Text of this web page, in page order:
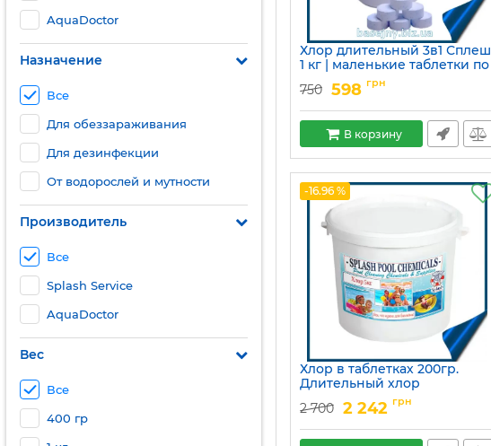
AquaDoctor
Назначение
Все
Для обеззараживания
Для дезинфекции
От водорослей и мутности
Производитель
Все
Splash Service
AquaDoctor
Вес
Все
400 гр
Хлор длительный 3в1 Сплеш
1 кг | маленькие таблетки по
Артикул: 15049679
750 598 грн
В корзину
-16.96 %
Хлор в таблетках 200гр.
Длительный хлор
Артикул: 15049684
2 700 2 242 грн